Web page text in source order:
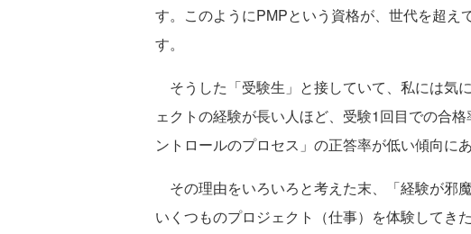
す。このようにPMPという資格が、世代を超
す。
そうした「受験生」と接していて、私には気
ェクトの経験が長い人ほど、受験1回目での合
ントロールのプロセス」の正答率が低い傾向に
その理由をいろいろと考えた末、「経験が邪
いくつものプロジェクト（仕事）を体験してき